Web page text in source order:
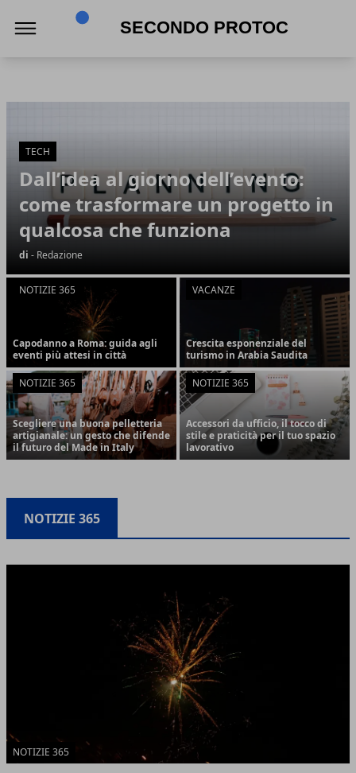
TECH
Dall’idea al giorno dell’evento:
come trasformare un progetto in
qualcosa che funziona
di - Redazione
NOTIZIE 365
Capodanno a Roma: guida agli
eventi più attesi in città
VACANZE
Crescita esponenziale del
turismo in Arabia Saudita
NOTIZIE 365
Scegliere una buona pelletteria
artigianale: un gesto che difende
il futuro del Made in Italy
NOTIZIE 365
Accessori da ufficio, il tocco di
stile e praticità per il tuo spazio
lavorativo
NOTIZIE 365
NOTIZIE 365